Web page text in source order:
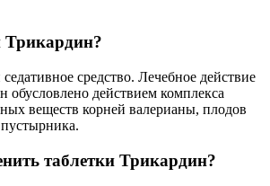
Трикардин?
средство. Лечебное действие
обусловлено действием комплекса
веществ корней валерианы, плодов
таблетки Трикардин?